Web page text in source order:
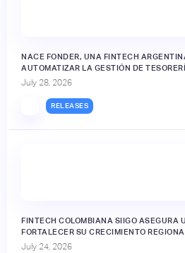
NACE FONDER, UNA FINTECH
AUTOMATIZAR LA GESTIÓN DE
July 28, 2026
RELEASES
FINTECH COLOMBIANA SIIGO ASEGURA
FORTALECER SU CRECIMIENTO
July 24, 2026